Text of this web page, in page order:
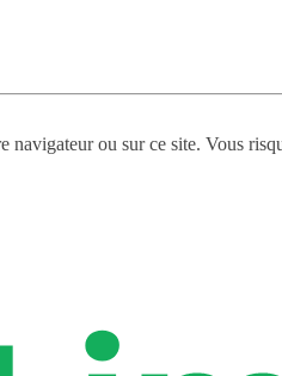
navigateur ou sur ce site. Vous